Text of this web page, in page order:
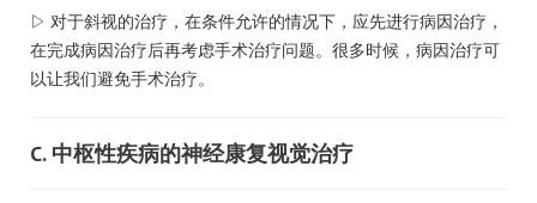
▷ 对于斜视的治疗，在条件允许的情况下，应先进行病因治疗，
在完成病因治疗后再考虑手术治疗问题。很多时候，病因治疗可
以让我们避免手术治疗。
C. 中枢性疾病的神经康复视觉治疗